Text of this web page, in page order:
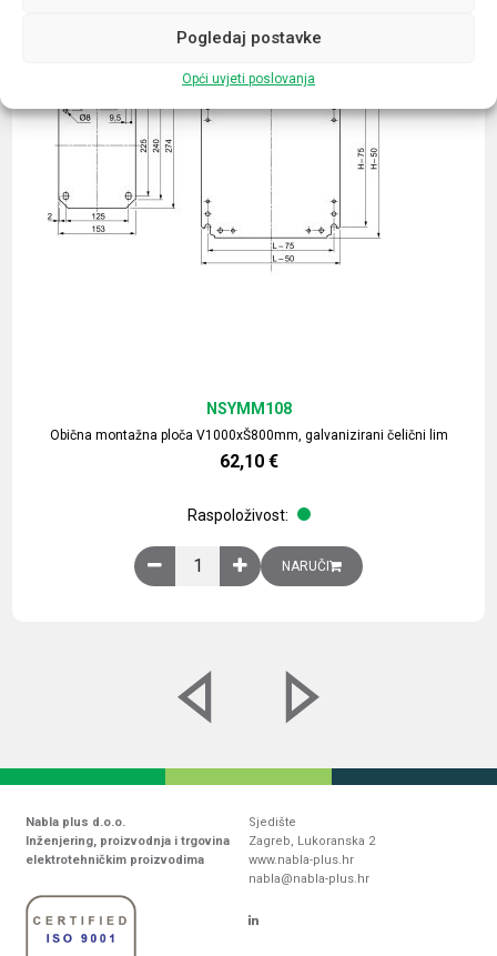
Pogledaj postavke
Opći uvjeti poslovanja
Obična montažna ploča V1000xŠ800mm, galvanizirani čelični lim
NSYMM108
62,10 €
Raspoloživost:
Obična montažna ploča V1000xŠ800mm,
NARUČI
Nabla plus d.o.o.
Inženjering, proizvodnja i trgovina
elektrotehničkim proizvodima
Sjedište
Zagreb, Lukoranska 2
www.nabla-plus.hr
nabla@nabla-plus.hr